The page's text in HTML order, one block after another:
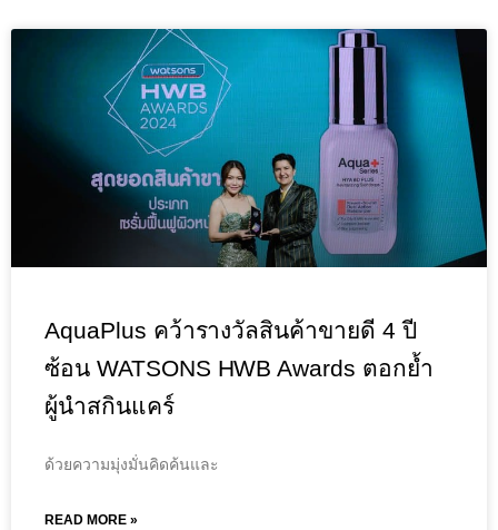
AquaPlus คว้ารางวัลสินค้าขายดี 4 ปี
ซ้อน WATSONS HWB Awards ตอกย้ำ
ผู้นำสกินแคร์
ด้วยความมุ่งมั่นคิดค้นและ
READ MORE »